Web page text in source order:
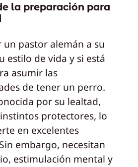
la preparación para
un pastor alemán a su
estilo de vida y si está
asumir las
de tener un perro.
por su lealtad,
protectores, lo
en excelentes
embargo, necesitan
estimulación mental y